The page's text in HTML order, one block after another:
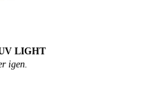
LIGHT
igen.